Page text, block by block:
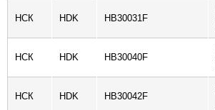
НСК HDK HB30031F
НСК HDK HB30040F
НСК HDK HB30042F